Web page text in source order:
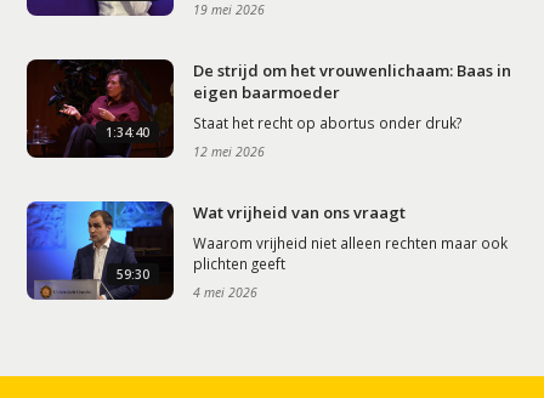
19 mei 2026
1:34:40
De strijd om het vrouwenlichaam: Baas in
eigen baarmoeder
Staat het recht op abortus onder druk?
12 mei 2026
59:30
Wat vrijheid van ons vraagt
Waarom vrijheid niet alleen rechten maar ook
plichten geeft
4 mei 2026